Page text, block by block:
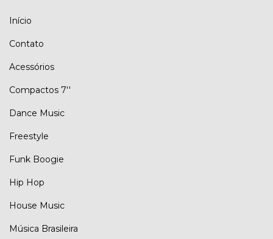
Início
Contato
Acessórios
Compactos 7''
Dance Music
Freestyle
Funk Boogie
Hip Hop
House Music
Música Brasileira